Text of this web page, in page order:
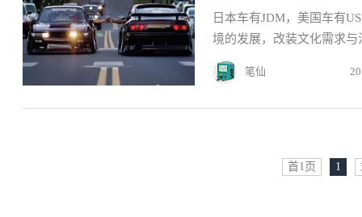
日本车有JDM，美国车有
境的发展，改装文化需求
笔仙
首1页 1